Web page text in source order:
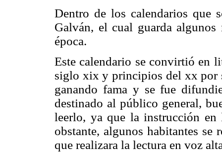
Dentro de los calendarios que
Galván, el cual guarda
época.
Este calendario se convirtió en
siglo xix y principios del xx por
ganando fama y se fue
destinado al público general,
leerlo, ya que la instrucción
obstante, algunos habitantes se
que realizara la lectura en voz